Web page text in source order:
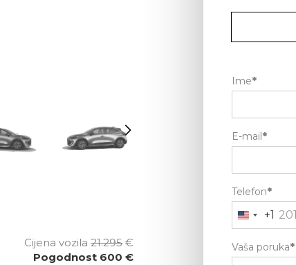
Cijena vozila21.295€
Pogodnost 600 €
Ime*
E-mail*
Telefon*
+1
Vaša poruka*